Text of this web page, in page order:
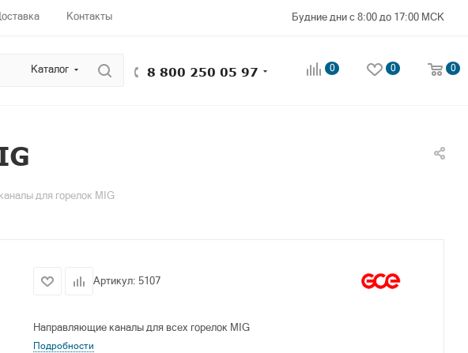
Контакты Будние дни с 8:00 до 17:00 МСК
Каталог 8 800 250 05 97 0 0 0
для горелок MIG
Артикул: 5107
Направляющие каналы для всех горелок MIG
Подробности